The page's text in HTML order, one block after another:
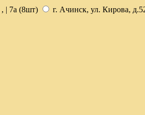
| 7а (8шт) г. Ачинск, ул. Кирова,